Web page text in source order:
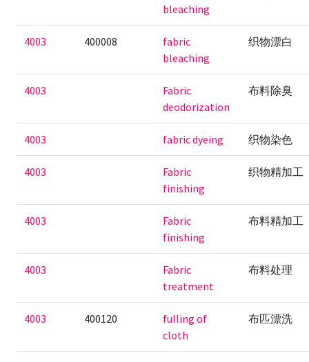
bleaching
4003 400008
fabric
bleaching
织物漂白
4003
Fabric
deodorization
布料除臭
4003 fabric dyeing 织物染色
4003
Fabric
finishing
织物精加工
4003
Fabric
finishing
布料精加工
4003
Fabric
treatment
布料处理
4003 400120
fulling of
cloth
布匹漂洗